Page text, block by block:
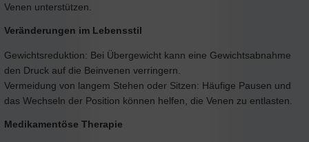
Venen unterstützen.
Veränderungen im Lebensstil
Gewichtsreduktion: Bei Übergewicht kann eine Gewichtsabnahme
den Druck auf die Beinvenen verringern.
Vermeidung von langem Stehen oder Sitzen: Häufige Pausen und
das Wechseln der Position können helfen, die Venen zu entlasten.
Medikamentöse Therapie